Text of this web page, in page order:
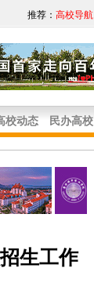
荐： 高校导航
校动态 民办高校
生工作